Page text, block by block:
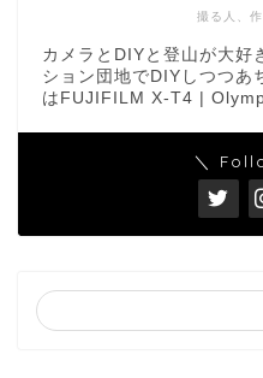
撮る人、
カメラとDIYと登山が大好
ション団地でDIYしつつあ
はFUJIFILM X-T4 |
＼